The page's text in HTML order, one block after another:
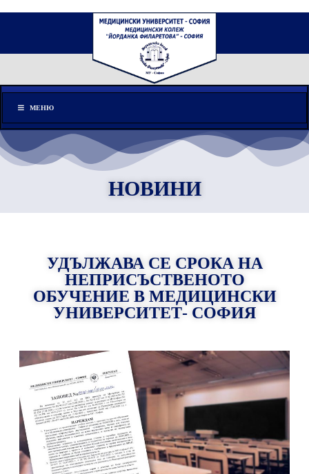
Меню
МЕНЮ
НОВИНИ
УДЪЛЖАВА СЕ СРОКА НА
НЕПРИСЪСТВЕНОТО
ОБУЧЕНИЕ В МЕДИЦИНСКИ
УНИВЕРСИТЕТ- СОФИЯ